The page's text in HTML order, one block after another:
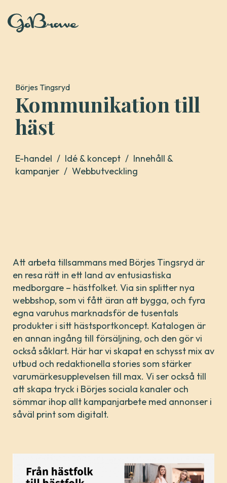
innehåll
Börjes Tingsryd
Kommunikation till
häst
E-handel / Idé & koncept / Innehåll &
kampanjer / Webbutveckling
Att arbeta tillsammans med Börjes Tingsryd är
en resa rätt in ett land av entusiastiska
medborgare – hästfolket. Via sin splitter nya
webbshop, som vi fått äran att bygga, och fyra
egna varuhus marknadsför de tusentals
produkter i sitt hästsportkoncept. Katalogen är
en annan ingång till försäljning, och den gör vi
också såklart. Här har vi skapat en schysst mix av
utbud och redaktionella stories som stärker
varumärkesupplevelsen till max. Vi ser också till
att skapa tryck i Börjes sociala kanaler och
sömmar ihop allt kampanjarbete med annonser i
såväl print som digitalt.